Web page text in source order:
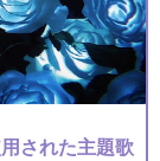
された主題歌